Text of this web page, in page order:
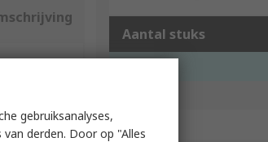
Aantal stuks
gebruiksanalyses,
derden. Door op "Alles